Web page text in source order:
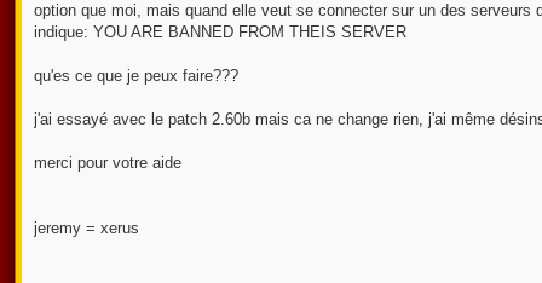
a
g
option que moi, mais quand elle veut se connecter sur un des
indique: YOU ARE BANNED FROM THEIS SERVER
qu'es ce que je peux faire???
j'ai essayé avec le patch 2.60b mais ca ne change rien, j'ai même
merci pour votre aide
jeremy = xerus